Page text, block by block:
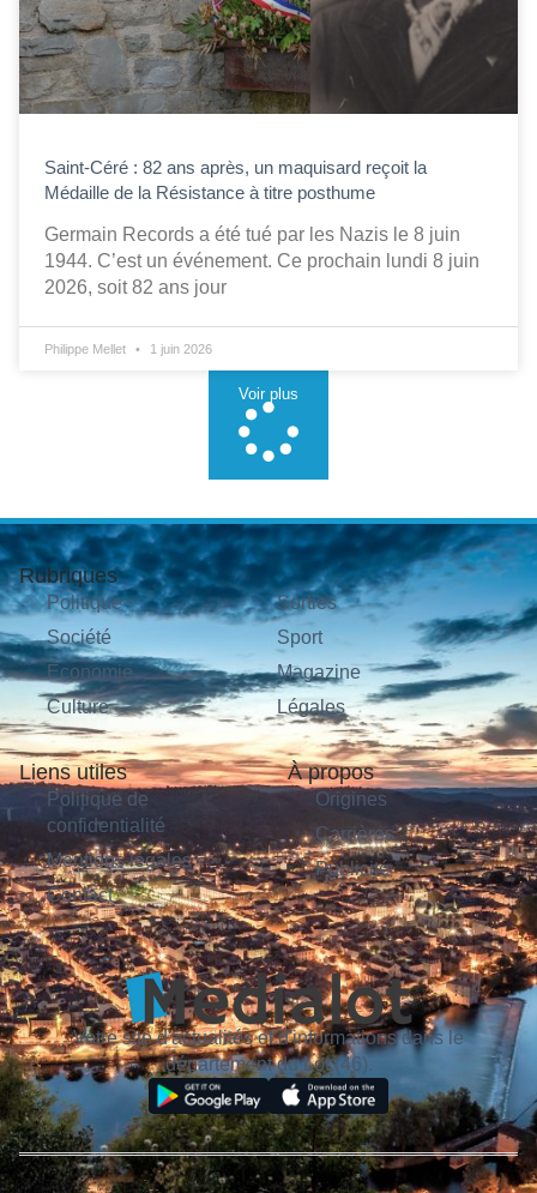
Saint-Céré : 82 ans après, un maquisard reçoit la
Médaille de la Résistance à titre posthume
Germain Records a été tué par les Nazis le 8 juin
1944. C’est un événement. Ce prochain lundi 8 juin
2026, soit 82 ans jour
Philippe Mellet 1 juin 2026
Voir plus
Rubriques
Politique
Société
Économie
Culture
Sorties
Sport
Magazine
Légales
Liens utiles
Politique de
confidentialité
Mentions légales
Contact
À propos
Origines
Carrières
Publicité
Votre site d'actualités et d'informations dans le
département du Lot (46).